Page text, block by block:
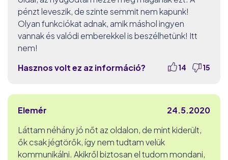
pénzt leveszik, de szinte semmit nem kapunk!
Olyan funkciókat adnak, amik máshol ingyen
vannak és valódi emberekkel is beszélhetünk! Itt
nem!
Hasznos volt ez az információ?
14 15
Elemér
24.5.2020
Láttam néhány jó nőt az oldalon, de mint kiderült,
ők csak jégtörők, így nem tudtam velük
kommunikálni. Akikről biztosan el tudom mondani,